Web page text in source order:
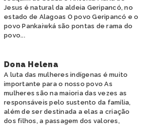
Jesus é natural da aldeia Geripancó, no
estado de Alagoas O povo Geripancó e o
povo Pankaiwká são pontas de rama do
povo...
Dona Helena
A luta das mulheres indígenas é muito
importante para o nosso povo As
mulheres são na maioria das vezes as
responsáveis pelo sustento da família,
além de ser destinada a elas a criação
dos filhos, a passagem dos valores,